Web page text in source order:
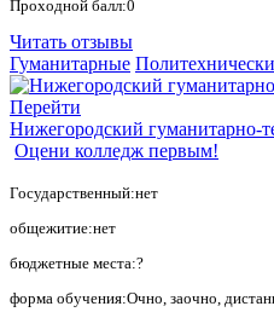
Проходной балл:0
Читать отзывы
Гуманитарные
Перейти
Нижегородский гуманитарно-
Оцени колледж первым!
Государственный:нет
общежитие:нет
бюджетные места:?
форма обучения:Очно, заочно,